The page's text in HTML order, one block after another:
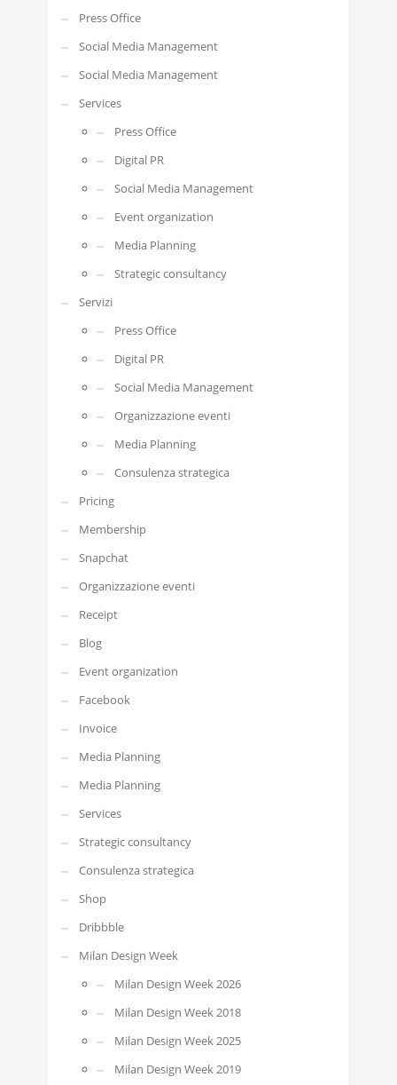
Press Office
Social Media Management
Social Media Management
Services
Press Office
Digital PR
Social Media Management
Event organization
Media Planning
Strategic consultancy
Servizi
Press Office
Digital PR
Social Media Management
Organizzazione eventi
Media Planning
Consulenza strategica
Pricing
Membership
Snapchat
Organizzazione eventi
Receipt
Blog
Event organization
Facebook
Invoice
Media Planning
Media Planning
Services
Strategic consultancy
Consulenza strategica
Shop
Dribbble
Milan Design Week
Milan Design Week 2026
Milan Design Week 2018
Milan Design Week 2025
Milan Design Week 2019